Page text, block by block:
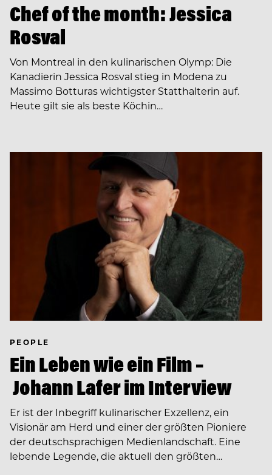
Chef of the month: Jessica
Rosval
Von Montreal in den kulinarischen Olymp: Die
Kanadierin Jessica Rosval stieg in Modena zu
Massimo Botturas wichtigster Statthalterin auf.
Heute gilt sie als beste Köchin…
PEOPLE
Ein Leben wie ein Film –
Johann Lafer im Interview
Er ist der Inbegriff kulinarischer Exzellenz, ein
Visionär am Herd und einer der größten Pioniere
der deutschsprachigen Medienlandschaft. Eine
lebende Legende, die aktuell den größten…